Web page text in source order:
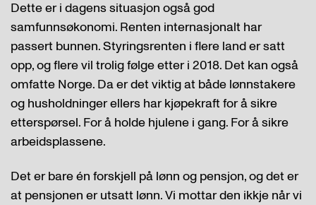
Dette er i dagens situasjon også god
samfunnsøkonomi. Renten internasjonalt har
passert bunnen. Styringsrenten i flere land er satt
opp, og flere vil trolig følge etter i 2018. Det kan også
omfatte Norge. Da er det viktig at både lønnstakere
og husholdninger ellers har kjøpekraft for å sikre
etterspørsel. For å holde hjulene i gang. For å sikre
arbeidsplassene.
Det er bare én forskjell på lønn og pensjon, og det er
at pensjonen er utsatt lønn. Vi mottar den ikkje når vi